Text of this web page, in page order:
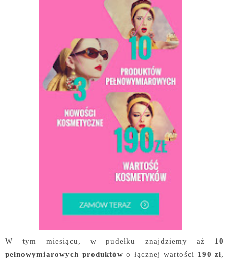
W tym miesiącu, w pudełku znajdziemy aż 10
pełnowymiarowych produktów o łącznej wartości 190 zł,